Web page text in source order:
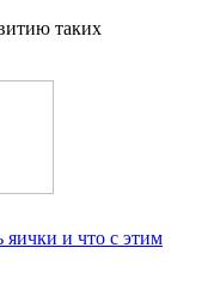
таких
яички и что с этим